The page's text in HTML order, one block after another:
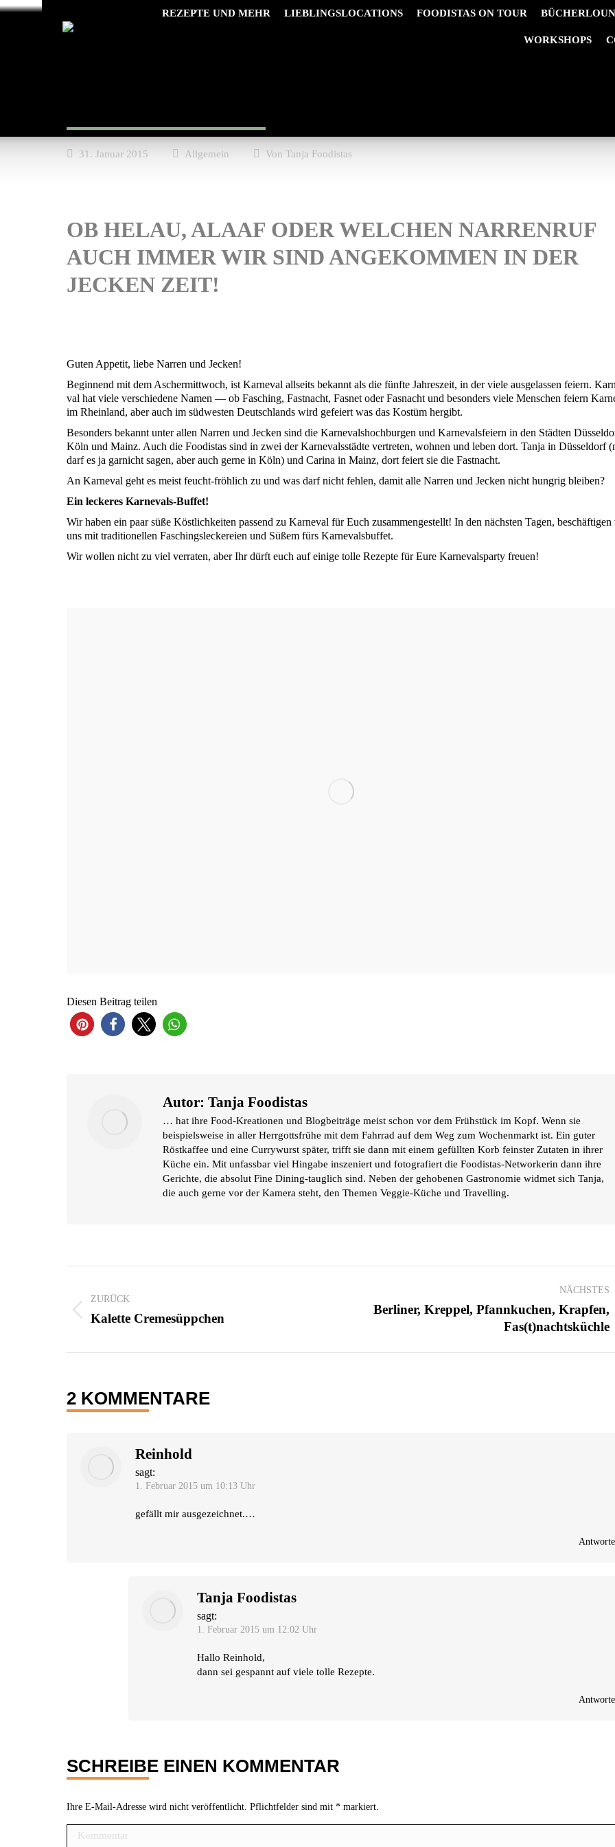
REZEPTE UND MEHR LIEBLINGSLOCATIONS FOODISTAS ON TOUR
WORKSHOPS
31. Januar 2015 Allgemein Von Tanja Foodistas
OB HELAU, ALAAF ODER WELCHEN NARRENRUF
AUCH IMMER WIR SIND ANGEKOMMEN IN DER
JECKEN ZEIT!
Guten Appe­tit, lie­be Nar­ren und Jecken!
Begin­nend mit dem Ascher­mitt­woch, ist Kar­ne­val all­seits bekannt als die fünf­te Jah­res­zeit, in der vie­le aus­ge­las­sen fei­ern.
val hat vie­le ver­schie­de­ne Namen — ob Fasching, Fast­nacht, Fas­net oder Fas­nacht und beson­ders vie­le Men­schen fei­ern
im Rhein­land, aber auch im süd­wes­ten Deutsch­lands wird gefei­ert was das Kos­tüm hergibt.
Beson­ders bekannt unter allen Nar­ren und Jecken sind die Kar­ne­vals­hoch­bur­gen und Kar­ne­vals­fei­ern in den Städ­ten
Köln und Mainz. Auch die Foo­di­stas sind in zwei der Kar­ne­vals­städ­te ver­tre­ten, woh­nen und leben dort. Tan­ja in Düs­sel­dorf
darf es ja gar­nicht sagen, aber auch ger­ne in Köln) und Cari­na in Mainz, dort fei­ert sie die Fastnacht.
An Kar­ne­val geht es meist feucht-fröh­lich zu und was darf nicht feh­len, damit alle Nar­ren und Jecken nicht hung­rig bleiben?
Ein lecke­res Karnevals-Buffet!
Wir haben ein paar süße Köst­lich­kei­ten pas­send zu Kar­ne­val für Euch zusam­men­ge­stellt! In den nächs­ten Tagen,
uns mit tra­di­tio­nel­len Faschings­le­cke­rei­en und Süßem fürs Karnevalsbuffet.
Wir wol­len nicht zu viel ver­ra­ten, aber Ihr dürft euch auf eini­ge tol­le Rezep­te für Eure Kar­ne­vals­par­ty freuen!
Die­sen Bei­trag teilen
Autor: Tanja Foodistas
… hat ihre Food-Kreationen und Blogbeiträge meist schon vor dem Frühstück im Kopf. Wenn sie
beispielsweise in aller Herrgottsfrühe mit dem Fahrrad auf dem Weg zum Wochenmarkt ist. Ein guter
Röstkaffee und eine Currywurst später, trifft sie dann mit einem gefüllten Korb feinster Zutaten in ihrer
Küche ein. Mit unfassbar viel Hingabe inszeniert und fotografiert die Foodistas-Networkerin dann ihre
Gerichte, die absolut Fine Dining-tauglich sind. Neben der gehobenen Gastronomie widmet sich Tanja,
die auch gerne vor der Kamera steht, den Themen Veggie-Küche und Travelling.
ZURÜCK
Vorheriger
Kalette Cremesüppchen
NÄCHSTES
Nächster
Berliner, Kreppel, Pfannkuchen, Krapfen,
Fas(t)nachtsküchle
2 KOMMENTARE
Reinhold
sagt:
1. Februar 2015 um 10:13 Uhr
gefällt mir ausgezeichnet.…
Tanja Foodistas
sagt:
1. Februar 2015 um 12:02 Uhr
Hal­lo Reinhold,
dann sei gespannt auf vie­le tol­le Rezepte.
SCHREIBE EINEN KOMMENTAR
Ihre E-Mail-Adresse wird nicht veröffentlicht. Pflichtfelder sind mit * markiert.
Kommentar